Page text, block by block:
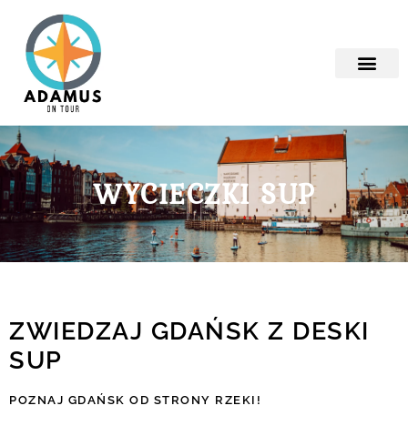
WYCIECZKI SUP
ZWIEDZAJ GDAŃSK Z DESKI
SUP
POZNAJ GDAŃSK OD STRONY RZEKI!